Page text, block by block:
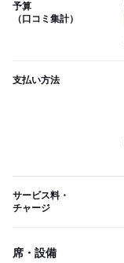
予算
（口コミ集計）
支払い方法
サービス料・
チャージ
席・設備